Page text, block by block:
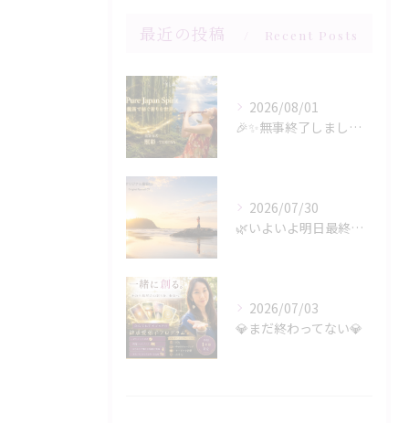
最近の投稿 Recent Posts
2026/08/01
🎉✨無事終了しましたー‼️✨🎉
2026/07/30
🌿いよいよ明日最終日‼️🌿
2026/07/03
💎まだ終わってない💎